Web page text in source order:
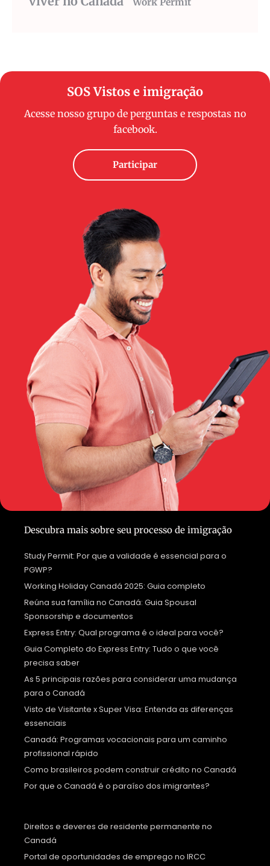
SOS Vistos e imigração
Acesse nosso grupo de perguntas e respostas no
facebook.
Participar
Descubra mais sobre seu processo de imigração
Study Permit: Por que a validade é essencial para o
PGWP?
Working Holiday Canadá 2025: Guia completo
Reúna sua família no Canadá: Guia Spousal
Sponsorship e documentos
Express Entry: Qual programa é o ideal para você?
Guia Completo do Express Entry: Tudo o que você
precisa saber
As 5 principais razões para considerar uma mudança
para o Canadá
Visto de Visitante x Super Visa: Entenda as diferenças
essenciais
Canadá: Programas vocacionais para um caminho
profissional rápido
Como brasileiros podem construir crédito no Canadá
Por que o Canadá é o paraíso dos imigrantes?
Direitos e deveres de residente permanente no
Canadá
Portal de oportunidades de emprego no IRCC